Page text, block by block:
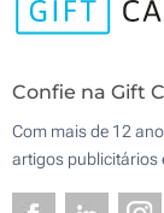
Confie na Gift
Com mais de 12
artigos publicitários